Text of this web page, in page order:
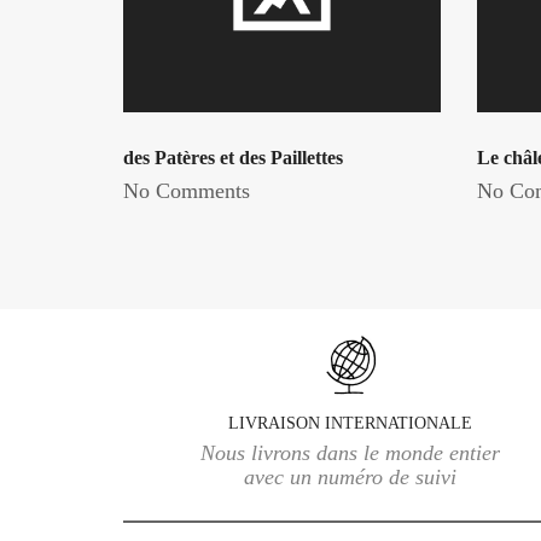
des Patères et des Paillettes
No Comments
Le
No
LIVRAISON INTERNATIONALE
Nous livrons dans le monde entier
avec un numéro de suivi